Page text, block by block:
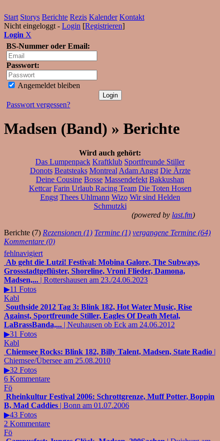
Start Storys Berichte Rezis Kalender Kontakt
Nicht eingeloggt - Login [Registrieren]
Login X
BS-Nummer oder Email:
Passwort:
Angemeldet bleiben
Passwort vergessen?
Madsen (Band) » Berichte
Wird auch gehört:
Das Lumpenpack Kraftklub Sportfreunde Stiller
Donots Beatsteaks Montreal Adam Angst Die Ärzte
Deine Cousine Bosse Massendefekt Bakkushan
Kettcar Farin Urlaub Racing Team Die Toten Hosen
Engst Thees Uhlmann Wizo Wir sind Helden
Schmutzki
(powered by last.fm)
Berichte (7) Rezensionen (1) Termine (1) vergangene Termine (64)
Kommentare (0)
fehlnavigiert
Ab geht die Lutzi! Festival: Mobina Galore, The Subways,
Grossstadtgeflüster, Shoreline, Vroni Flieder, Damona,
Madsen,... | Rottershausen am 23./24.06.2023
▶11 Fotos
Kabl
Southside 2012 Tag 3: Blink 182, Hot Water Music, Rise
Against, Sportfreunde Stiller, Eagles Of Death Metal,
LaBrassBanda,... | Neuhausen ob Eck am 24.06.2012
▶31 Fotos
Kabl
Chiemsee Rocks: Blink 182, Billy Talent, Madsen, State Radio |
Chiemsee/Übersee am 25.08.2010
▶32 Fotos
6 Kommentare
Fö
Rheinkultur Festival 2006: Schrottgrenze, Muff Potter, Boppin
B, Mad Caddies | Bonn am 01.07.2006
▶43 Fotos
2 Kommentare
Fö